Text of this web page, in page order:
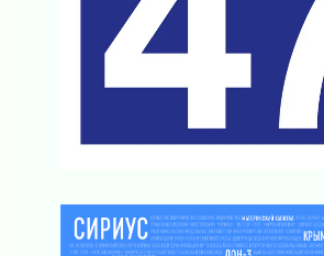
В Шлиссельбурге прошла акция
кораблик Памяти»
Новые возможности для
За сухими цифрами —
От инженера-создателя к
«Созидателям»
31 июля 2026